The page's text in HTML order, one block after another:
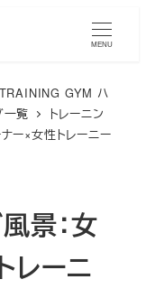
MENU
GYM ハ
一覧
トレーニン
ー×女性トレーニー
景：女
レーニ